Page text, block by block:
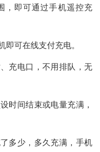
，即可通过手机遥控充
可在线支付充电。
充电口，不用排队，无
时间结束或电量充满，
多少，多久充满，手机